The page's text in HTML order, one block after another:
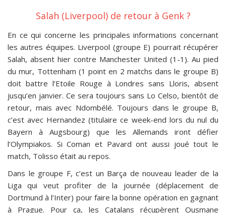
Salah (Liverpool) de retour à Genk ?
En ce qui concerne les principales informations concernant
les autres équipes. Liverpool (groupe E) pourrait récupérer
Salah, absent hier contre Manchester United (1-1). Au pied
du mur, Tottenham (1 point en 2 matchs dans le groupe B)
doit battre l’Etoile Rouge à Londres sans Lloris, absent
jusqu’en janvier. Ce sera toujours sans Lo Celso, bientôt de
retour, mais avec Ndombélé. Toujours dans le groupe B,
c’est avec Hernandez (titulaire ce week-end lors du nul du
Bayern à Augsbourg) que les Allemands iront défier
l’Olympiakos. Si Coman et Pavard ont aussi joué tout le
match, Tolisso était au repos.
Dans le groupe F, c’est un Barça de nouveau leader de la
Liga qui veut profiter de la journée (déplacement de
Dortmund à l’Inter) pour faire la bonne opération en gagnant
à Prague. Pour ça, les Catalans récupèrent Ousmane